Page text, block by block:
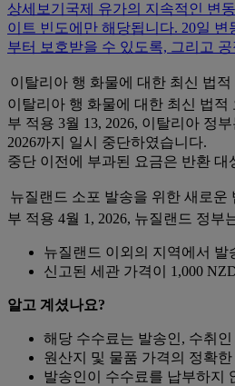
상세보기 국제 유가의 지속적인 변
이트 빈도에만 해당됩니다. 20일
부터 보호받을 수 있도록, 그리고
이탈리아 행 화물에 대한 최신 법적
이탈리아 행 화물에 대한 최신 법적
부 적용 3월 13, 2026, 이탈리아 정
2026까지 일시 중단하였습니다.
중단 이전에 부과된 요금은 반환 대
뉴질랜드 소포 발송을 위한 새로운
부 적용 4월 1, 2026, 뉴질랜드 정
뉴질랜드 이외의 지역에서 발
신고된 세관 가격이 1,000
알고 계셨나요?
해당 수수료는 발송인, 수취
원산지 및 물품 가격의 정확
발송인이 수수료를 납부하지